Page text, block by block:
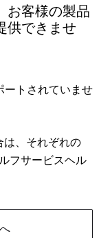
お客様の製品
供できませ
ートされていませ
は、それぞれの
フサービスヘル